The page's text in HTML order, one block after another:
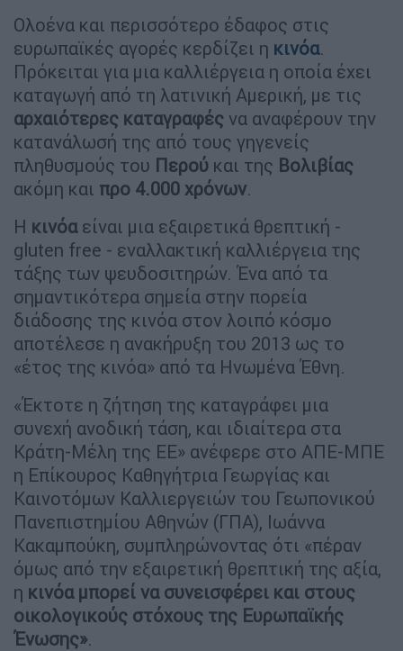
Ολοένα και περισσότερο έδαφος στις
ευρωπαϊκές αγορές κερδίζει η κινόα.
Πρόκειται για μια καλλιέργεια η οποία έχει
καταγωγή από τη λατινική Αμερική, με τις
αρχαιότερες καταγραφές να αναφέρουν την
κατανάλωσή της από τους γηγενείς
πληθυσμούς του Περού και της Βολιβίας
ακόμη και προ 4.000 χρόνων.
Η κινόαείναι μια εξαιρετικά θρεπτική -
gluten free - εναλλακτική καλλιέργεια της
τάξης των ψευδοσιτηρών. Ένα από τα
σημαντικότερα σημεία στην πορεία
διάδοσης της κινόα στον λοιπό κόσμο
αποτέλεσε η ανακήρυξη του 2013 ως το
«έτος της κινόα» από τα Ηνωμένα Έθνη.
«Έκτοτε η ζήτηση της καταγράφει μια
συνεχή ανοδική τάση, και ιδιαίτερα στα
Κράτη-Μέλη της ΕΕ» ανέφερε στο ΑΠΕ-ΜΠΕ
η Επίκουρος Καθηγήτρια Γεωργίας και
Καινοτόμων Καλλιεργειών του Γεωπονικού
Πανεπιστημίου Αθηνών (ΓΠΑ), Ιωάννα
Κακαμπούκη, συμπληρώνοντας ότι «πέραν
όμως από την εξαιρετική θρεπτική της αξία,
η κινόα μπορεί να συνεισφέρει και στους
οικολογικούς στόχους της Ευρωπαϊκής
Ένωσης».